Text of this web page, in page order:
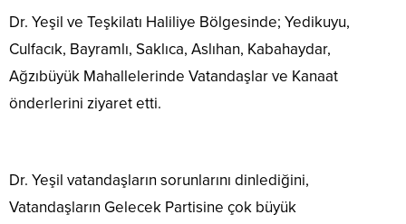
Dr. Yeşil ve Teşkilatı Haliliye Bölgesinde; Yedikuyu,
Culfacık, Bayramlı, Saklıca, Aslıhan, Kabahaydar,
Ağzıbüyük Mahallelerinde Vatandaşlar ve Kanaat
önderlerini ziyaret etti.
Dr. Yeşil vatandaşların sorunlarını dinlediğini,
Vatandaşların Gelecek Partisine çok büyük